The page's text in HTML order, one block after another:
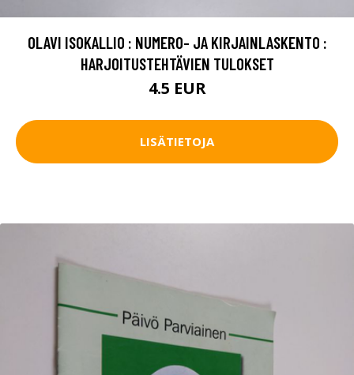
OLAVI ISOKALLIO : NUMERO- JA KIRJAINLASKENTO :
HARJOITUSTEHTÄVIEN TULOKSET
4.5 EUR
LISÄTIETOJA